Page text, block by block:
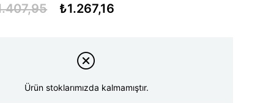
₺1.267,16
Ürün stoklarımızda kalmamıştır.